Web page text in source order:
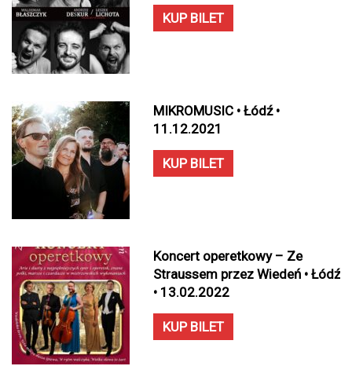
KUP BILET
MIKROMUSIC • Łódź •
11.12.2021
KUP BILET
Koncert operetkowy – Ze
Straussem przez Wiedeń • Łódź
• 13.02.2022
KUP BILET